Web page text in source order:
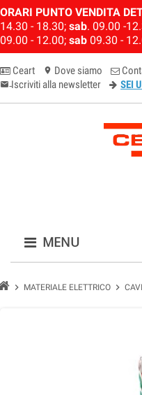
ORARI PUNTO VENDITA
14.30 - 18.30; sab. 09.00 -
09.00 - 12.00; sab 09.30 -
Ceart location_on Dove siamo
email-newsletter
Iscriviti alla newsletter SEI
MENU
chevron_right MATERIALE ELETTRICO chevron_right